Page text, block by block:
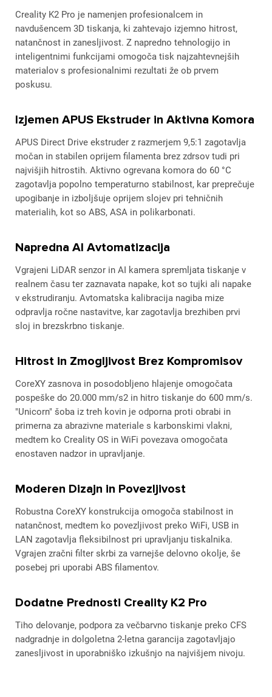
Creality K2 Pro je namenjen profesionalcem in
navdušencem 3D tiskanja, ki zahtevajo izjemno hitrost,
natančnost in zanesljivost. Z napredno tehnologijo in
inteligentnimi funkcijami omogoča tisk najzahtevnejših
materialov s profesionalnimi rezultati že ob prvem
poskusu.
Izjemen APUS Ekstruder in Aktivna Komora
APUS Direct Drive ekstruder z razmerjem 9,5:1 zagotavlja
močan in stabilen oprijem filamenta brez zdrsov tudi pri
najvišjih hitrostih. Aktivno ogrevana komora do 60 °C
zagotavlja popolno temperaturno stabilnost, kar preprečuje
upogibanje in izboljšuje oprijem slojev pri tehničnih
materialih, kot so ABS, ASA in polikarbonati.
Napredna AI Avtomatizacija
Vgrajeni LiDAR senzor in AI kamera spremljata tiskanje v
realnem času ter zaznavata napake, kot so tujki ali napake
v ekstrudiranju. Avtomatska kalibracija nagiba mize
odpravlja ročne nastavitve, kar zagotavlja brezhiben prvi
sloj in brezskrbno tiskanje.
Hitrost in Zmogljivost Brez Kompromisov
CoreXY zasnova in posodobljeno hlajenje omogočata
pospeške do 20.000 mm/s2 in hitro tiskanje do 600 mm/s.
"Unicorn" šoba iz treh kovin je odporna proti obrabi in
primerna za abrazivne materiale s karbonskimi vlakni,
medtem ko Creality OS in WiFi povezava omogočata
enostaven nadzor in upravljanje.
Moderen Dizajn in Povezljivost
Robustna CoreXY konstrukcija omogoča stabilnost in
natančnost, medtem ko povezljivost preko WiFi, USB in
LAN zagotavlja fleksibilnost pri upravljanju tiskalnika.
Vgrajen zračni filter skrbi za varnejše delovno okolje, še
posebej pri uporabi ABS filamentov.
Dodatne Prednosti Creality K2 Pro
Tiho delovanje, podpora za večbarvno tiskanje preko CFS
nadgradnje in dolgoletna 2-letna garancija zagotavljajo
zanesljivost in uporabniško izkušnjo na najvišjem nivoju.